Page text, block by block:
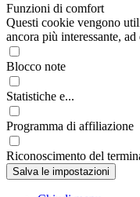
Funzioni di comfort
Questi cookie vengono
ancora più interessante,
Blocco note
Statistiche e...
Programma di affiliazione
Riconoscimento del